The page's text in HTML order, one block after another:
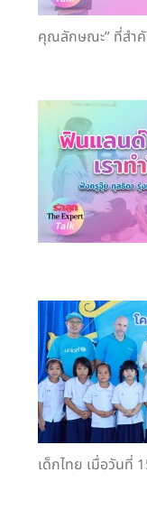
คุณลักษณะ” ที่สำ
เด็กไทย เมื่อวันที่